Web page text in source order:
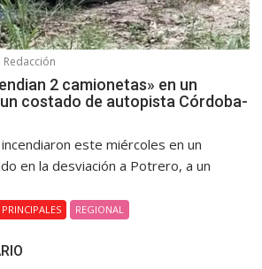
Redacción
2 camionetas» en un
costado de autopista Córdoba-
este miércoles en un
en la desviación a Potrero, a un
PRINCIPALES REGIONAL